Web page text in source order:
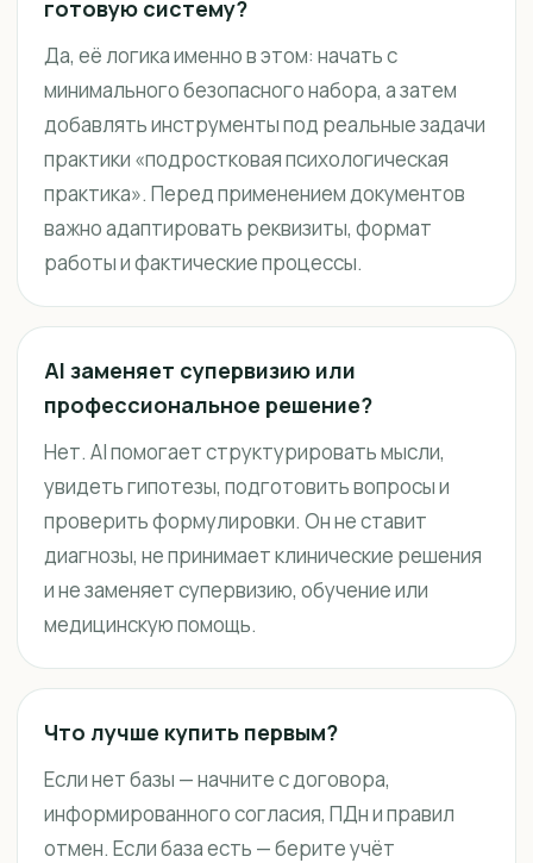
готовую систему?
Да, её логика именно в этом: начать с
минимального безопасного набора, а затем
добавлять инструменты под реальные задачи
практики «подростковая психологическая
практика». Перед применением документов
важно адаптировать реквизиты, формат
работы и фактические процессы.
AI заменяет супервизию или
профессиональное решение?
Нет. AI помогает структурировать мысли,
увидеть гипотезы, подготовить вопросы и
проверить формулировки. Он не ставит
диагнозы, не принимает клинические решения
и не заменяет супервизию, обучение или
медицинскую помощь.
Что лучше купить первым?
Если нет базы — начните с договора,
информированного согласия, ПДн и правил
отмен. Если база есть — берите учёт